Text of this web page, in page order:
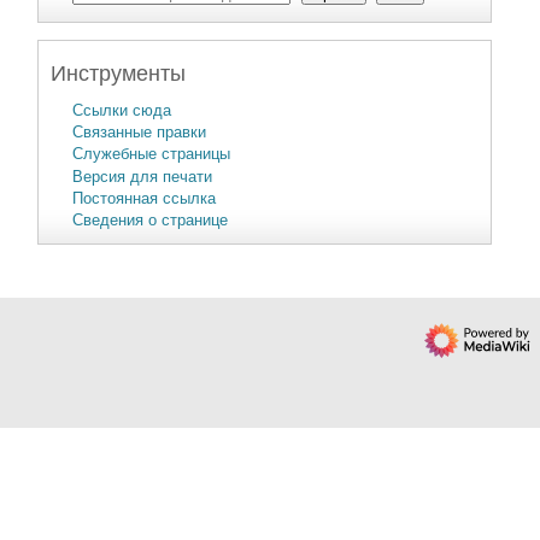
Инструменты
Ссылки сюда
Связанные правки
Служебные страницы
Версия для печати
Постоянная ссылка
Сведения о странице